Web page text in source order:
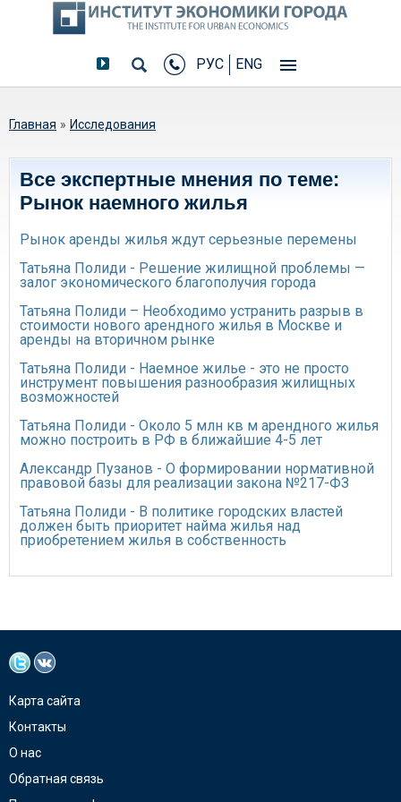
РУС ENG
Вы здесь
Главная » Исследования
Все экспертные мнения по теме:
Рынок наемного жилья
Рынок аренды жилья ждут серьезные перемены
Татьяна Полиди - Решение жилищной проблемы —
залог экономического благополучия города
Татьяна Полиди – Необходимо устранить разрыв в
стоимости нового арендного жилья в Москве и
аренды на вторичном рынке
Татьяна Полиди - Наемное жилье - это не просто
инструмент повышения разнообразия жилищных
возможностей
Татьяна Полиди - Около 5 млн кв м арендного жилья
можно построить в РФ в ближайшие 4-5 лет
Александр Пузанов - О формировании нормативной
правовой базы для реализации закона №217-ФЗ
Татьяна Полиди - В политике городских властей
должен быть приоритет найма жилья над
приобретением жилья в собственность
Карта сайта
Контакты
О нас
Обратная связь